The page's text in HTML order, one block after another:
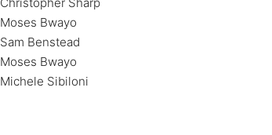
Moses Bwayo
Sam Benstead
Moses Bwayo
Michele Sibiloni